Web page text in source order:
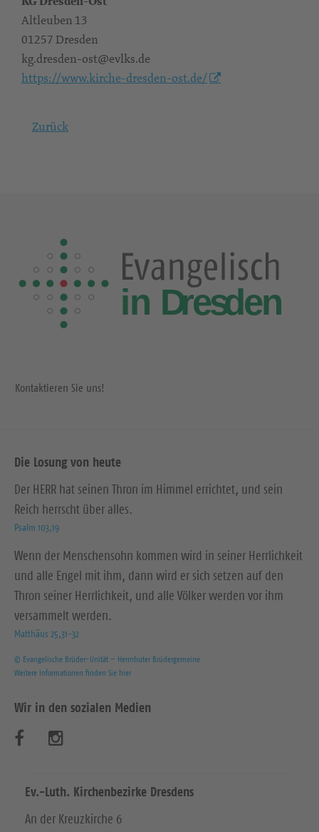
Altleuben 13
01257 Dresden
kg.dresden-ost@evlks.de
https://www.kirche-dresden-ost.de/
Zurück
Kontaktieren Sie uns!
Die Losung von heute
Der HERR hat seinen Thron im Himmel errichtet, und sein
Reich herrscht über alles.
Psalm 103,19
Wenn der Menschensohn kommen wird in seiner Herrlichkeit
und alle Engel mit ihm, dann wird er sich setzen auf den
Thron seiner Herrlichkeit, und alle Völker werden vor ihm
versammelt werden.
Matthäus 25,31-32
© Evangelische Brüder-Unität – Herrnhuter Brüdergemeine
Weitere Informationen finden Sie hier
Wir in den sozialen Medien
s
u
s
u
Ev.-Luth. Kirchenbezirke Dresdens
An der Kreuzkirche 6